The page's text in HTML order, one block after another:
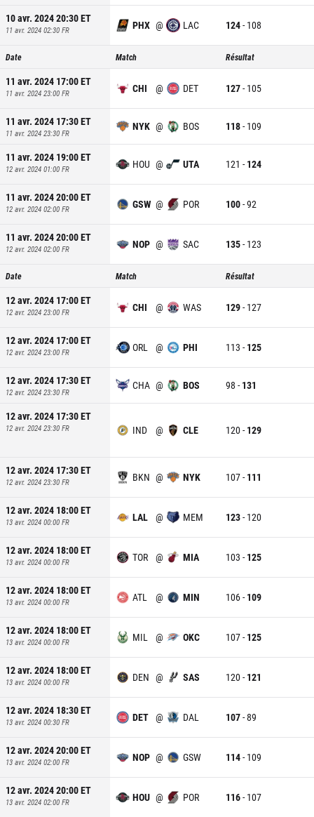
10 avr. 2024 20:30ET
11 avr. 2024 02:30 FR PHX @ LAC 124- 108
Date Match Résultat
11 avr. 2024 17:00ET
11 avr. 2024 23:00 FR CHI @ DET 127- 105
11 avr. 2024 17:30ET
11 avr. 2024 23:30 FR
NYK @ BOS 118- 109
11 avr. 2024 19:00ET
12 avr. 2024 01:00 FR HOU @ UTA 121 - 124
11 avr. 2024 20:00ET
12 avr. 2024 02:00 FR GSW @ POR 100-92
11 avr. 2024 20:00ET
12 avr. 2024 02:00 FR NOP @ SAC 135- 123
Date Match Résultat
12 avr. 2024 17:00ET
12 avr. 2024 23:00 FR CHI @ WAS 129- 127
12 avr. 2024 17:00ET
12 avr. 2024 23:00 FR ORL @ PHI 113 - 125
12 avr. 2024 17:30ET
12 avr. 2024 23:30 FR
CHA @ BOS 98 - 131
12 avr. 2024 17:30ET
12 avr. 2024 23:30 FR IND @ CLE 120- 129
12 avr. 2024 17:30ET
12 avr. 2024 23:30 FR BKN @ NYK 107- 111
12 avr. 2024 18:00ET
13 avr. 2024 00:00 FR LAL @ MEM 123- 120
12 avr. 2024 18:00ET
13 avr. 2024 00:00 FR TOR @ MIA 103 - 125
12 avr. 2024 18:00ET
13 avr. 2024 00:00 FR ATL @ MIN 106- 109
12 avr. 2024 18:00ET
13 avr. 2024 00:00 FR MIL @ OKC 107- 125
12 avr. 2024 18:00ET
13 avr. 2024 00:00 FR DEN @ SAS 120- 121
12 avr. 2024 18:30ET
13 avr. 2024 00:30 FR DET @ DAL 107-89
12 avr. 2024 20:00ET
13 avr. 2024 02:00 FR NOP @ GSW 114- 109
12 avr. 2024 20:00ET
13 avr. 2024 02:00 FR HOU @ POR 116- 107